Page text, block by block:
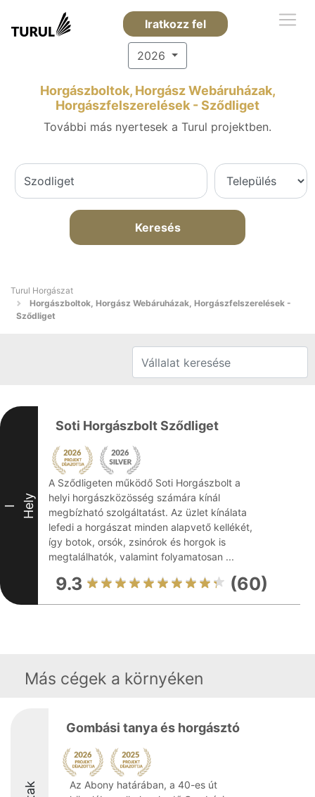
Iratkozz fel
2026
Horgászboltok, Horgász Webáruházak,
Horgászfelszerelések - Sződliget
További más nyertesek a Turul projektben.
Keresés
Turul Horgászat
Horgászboltok, Horgász Webáruházak, Horgászfelszerelések -
Sződliget
I Hely
Soti Horgászbolt Sződliget
A Sződligeten működő Soti Horgászbolt a
helyi horgászközösség számára kínál
megbízható szolgáltatást. Az üzlet kínálata
lefedi a horgászat minden alapvető kellékét,
így botok, orsók, zsinórok és horgok is
megtalálhatók, valamint folyamatosan ...
9.3 (60)
Más cégek a környéken
Gombási tanya és horgásztó
Az Abony határában, a 40-es út